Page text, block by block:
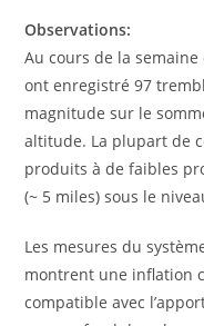
Observations:
Au cours de la
ont enregistré 97
magnitude sur le
altitude. La plupart de
produits à de faibles
(~ 5 miles) sous le
Les mesures du
montrent une inflation
compatible avec